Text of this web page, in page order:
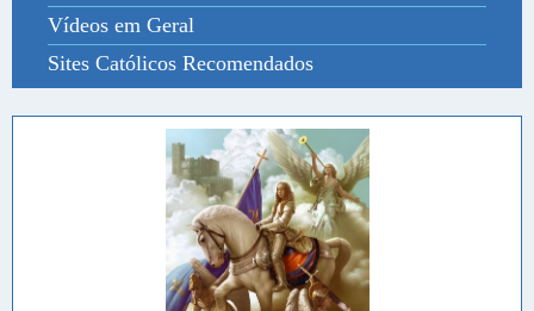
Vídeos em Geral
Sites Católicos Recomendados